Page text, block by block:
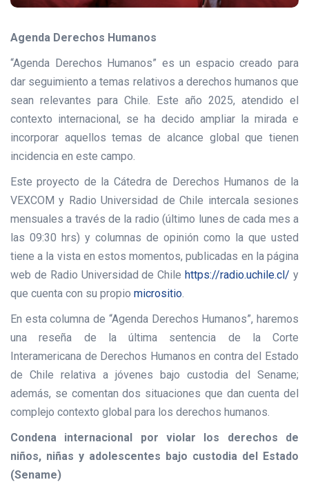
Agenda Derechos Humanos
“Agenda Derechos Humanos” es un espacio creado para
dar seguimiento a temas relativos a derechos humanos que
sean relevantes para Chile. Este año 2025, atendido el
contexto internacional, se ha decido ampliar la mirada e
incorporar aquellos temas de alcance global que tienen
incidencia en este campo.
Este proyecto de la Cátedra de Derechos Humanos de la
VEXCOM y Radio Universidad de Chile intercala sesiones
mensuales a través de la radio (último lunes de cada mes a
las 09:30 hrs) y columnas de opinión como la que usted
tiene a la vista en estos momentos, publicadas en la página
web de Radio Universidad de Chile https://radio.uchile.cl/ y
que cuenta con su propio micrositio.
En esta columna de “Agenda Derechos Humanos”, haremos
una reseña de la última sentencia de la Corte
Interamericana de Derechos Humanos en contra del Estado
de Chile relativa a jóvenes bajo custodia del Sename;
además, se comentan dos situaciones que dan cuenta del
complejo contexto global para los derechos humanos.
Condena internacional por violar los derechos de
niños, niñas y adolescentes bajo custodia del Estado
(Sename)